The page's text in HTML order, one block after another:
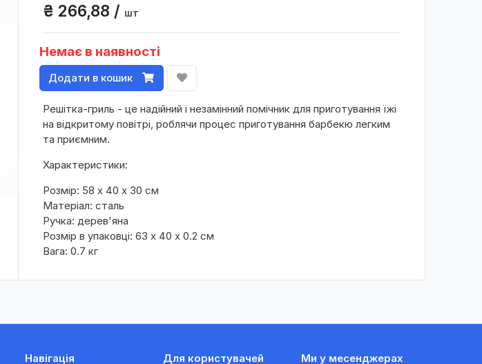
₴ 266,88 / шт
Немає в наявності
Додати в кошик
Решітка-гриль - це надійний і незамінний помічник для приготування їжі
на відкритому повітрі, роблячи процес приготування барбекю легким
та приємним.
Характеристики:
Розмір: 58 x 40 x 30 см
Матеріал: сталь
Ручка: дерев'яна
Розмір в упаковці: 63 х 40 х 0.2 см
Вага: 0.7 кг
Навігація Для користувачей Ми у месенджерах